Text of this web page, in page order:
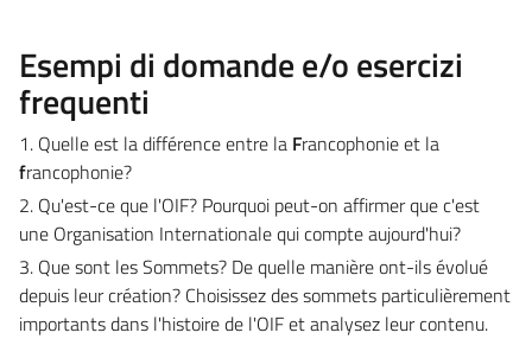
Esempi di domande e/o esercizi
frequenti
1. Quelle est la différence entre la Francophonie et la
francophonie?
2. Qu'est-ce que l'OIF? Pourquoi peut-on affirmer que c'est
une Organisation Internationale qui compte aujourd'hui?
3. Que sont les Sommets? De quelle manière ont-ils évolué
depuis leur création? Choisissez des sommets particulièrement
importants dans l'histoire de l'OIF et analysez leur contenu.